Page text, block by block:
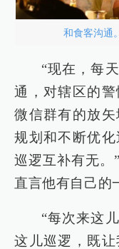
和食客沟通
“现在，每
通，对辖区的
微信群有的放
规划和不断优
巡逻互补有无。
直言他有自己的
“每次来这
这儿巡逻，既